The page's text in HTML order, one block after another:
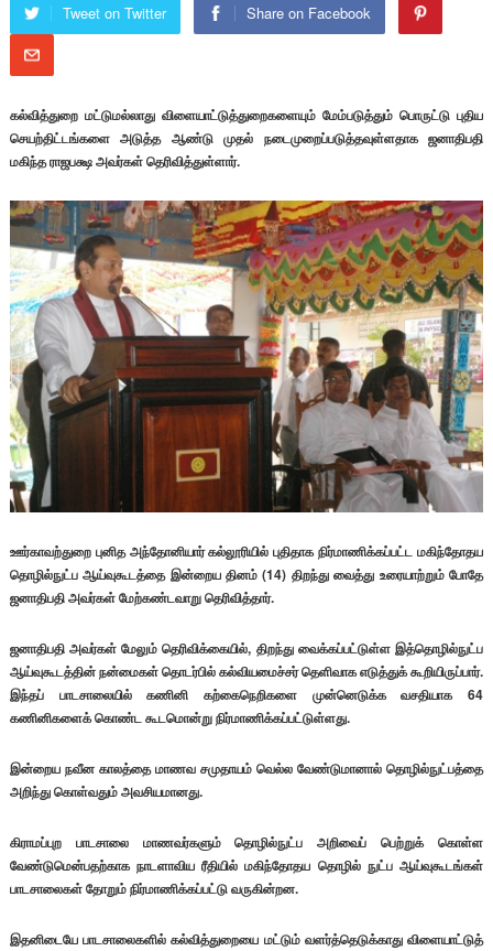
Tweet on Twitter Share on Facebook
கல்வித்துறை மட்டுமல்லாது விளையாட்டுத்துறைகளையும் மேம்படுத்தும் பொருட்டு புதிய
செயற்திட்டங்களை அடுத்த ஆண்டு முதல் நடைமுறைப்படுத்தவுள்ளதாக ஜனாதிபதி
மகிந்த ராஜபக்ஷ அவர்கள் தெரிவித்துள்ளார்.
ஊர்காவற்துறை புனித அந்தோனியார் கல்லூரியில் புதிதாக நிர்மாணிக்கப்பட்ட மகிந்தோதய
தொழில்நுட்ப ஆய்வுகூடத்தை இன்றைய தினம் (14) திறந்து வைத்து உரையாற்றும் போதே
ஜனாதிபதி அவர்கள் மேற்கண்டவாறு தெரிவித்தார்.
ஜனாதிபதி அவர்கள் மேலும் தெரிவிக்கையில், திறந்து வைக்கப்பட்டுள்ள இத்தொழில்நுட்ப
ஆய்வுகூடத்தின் நன்மைகள் தொடர்பில் கல்வியமைச்சர் தெளிவாக எடுத்துக் கூறியிருப்பார்.
இந்தப் பாடசாலையில் கணினி கற்கைநெறிகளை முன்னெடுக்க வசதியாக 64
கணினிகளைக் கொண்ட கூடமொன்று நிர்மாணிக்கப்பட்டுள்ளது.
இன்றைய நவீன காலத்தை மாணவ சமுதாயம் வெல்ல வேண்டுமானால் தொழில்நுட்பத்தை
அறிந்து கொள்வதும் அவசியமானது.
கிராமப்புற பாடசாலை மாணவர்களும் தொழில்நுட்ப அறிவைப் பெற்றுக் கொள்ள
வேண்டுமென்பதற்காக நாடளாவிய ரீதியில் மகிந்தோதய தொழில் நுட்ப ஆய்வுகூடங்கள்
பாடசாலைகள் தோறும் நிர்மாணிக்கப்பட்டு வருகின்றன.
இதனிடையே பாடசாலைகளில் கல்வித்துறையை மட்டும் வளர்த்தெடுக்காது விளையாட்டுத்